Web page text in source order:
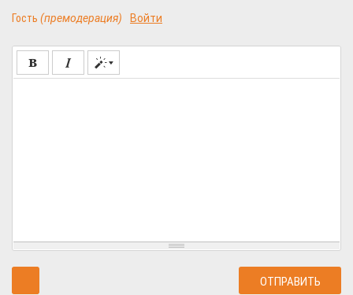
Гость (премодерация) Войти